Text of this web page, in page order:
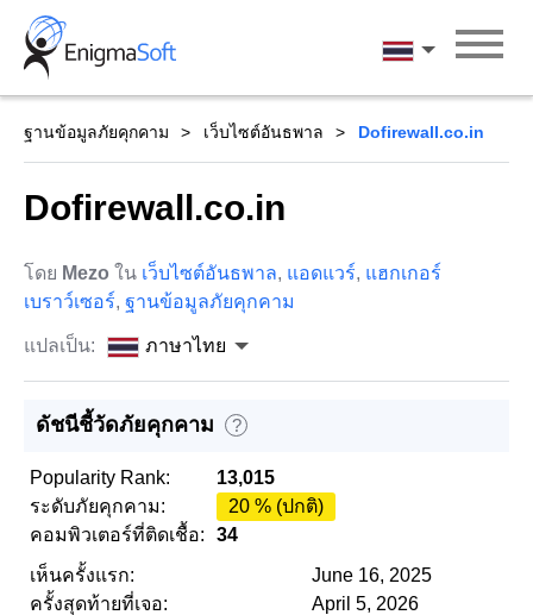
Skip
content
ภาษาไทย
ฐานข้อมูลภัยคุกคาม เว็บไซต์อันธพาล Dofirewall.co.in
Dofirewall.co.in
โดย Mezo ใน เว็บไซต์อันธพาล, แอดแวร์, แฮกเกอร์
เบราว์เซอร์, ฐานข้อมูลภัยคุกคาม
แปลเป็น: ภาษาไทย
ดัชนีชี้วัดภัยคุกคาม ?
Popularity Rank:
13,015
ระดับภัยคุกคาม:
20 % (ปกติ)
คอมพิวเตอร์ที่ติดเชื้อ:
34
เห็นครั้งแรก:
June 16, 2025
ครั้งสุดท้ายที่เจอ:
April 5, 2026